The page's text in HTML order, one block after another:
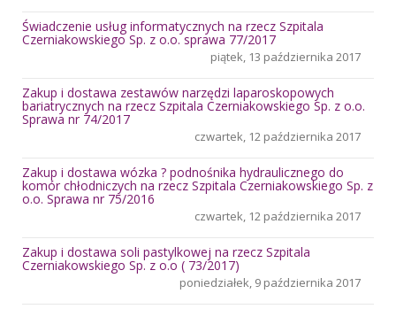
Świadczenie usług informatycznych na rzecz Szpitala
Czerniakowskiego Sp. z o.o. sprawa 77/2017
piątek, 13 października 2017
Zakup i dostawa zestawów narzędzi laparoskopowych
bariatrycznych na rzecz Szpitala Czerniakowskiego Sp. z o.o.
Sprawa nr 74/2017
czwartek, 12 października 2017
Zakup i dostawa wózka ? podnośnika hydraulicznego do
komór chłodniczych na rzecz Szpitala Czerniakowskiego Sp. z
o.o. Sprawa nr 75/2016
czwartek, 12 października 2017
Zakup i dostawa soli pastylkowej na rzecz Szpitala
Czerniakowskiego Sp. z o.o ( 73/2017)
poniedziałek, 9 października 2017